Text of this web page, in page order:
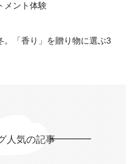
メント体験
。「香り」を贈り物に選ぶ3
人気の記事